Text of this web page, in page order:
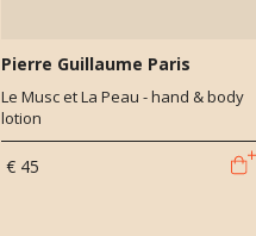
Pierre Guillaume Paris
Le Musc et La Peau - hand & body
lotion
€ 45